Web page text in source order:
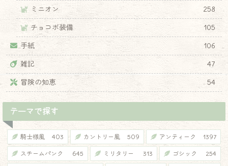
ミニオン
258
チョコボ装備
105
手紙
106
雑記
47
冒険の知恵
54
テーマで探す
騎士様風 403 カントリー風 509 アンティーク 1397
スチームパンク 645 ミリタリー 313 ゴシック 254